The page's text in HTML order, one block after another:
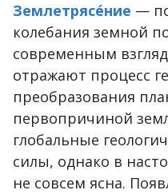
Землетрясе́ние —
колебания земной
современным
отражают процесс
преобразования
первопричиной
глобальные
силы, однако в
не совсем ясна.